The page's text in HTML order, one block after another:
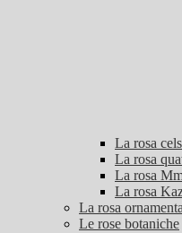
La rosa
La rosa
La rosa
La rosa
La rosa
Le rose botaniche